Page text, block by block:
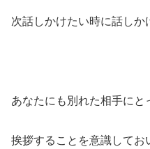
次話しかけたい時に話しか
あなたにも別れた相手にと
挨拶することを意識してお